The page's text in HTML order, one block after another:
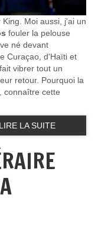
Moi aussi, j'ai un
fouler la pelouse
né devant
Curaçao, d'Haïti et
vibrer tout un
retour. Pourquoi la
connaître cette
LIRE LA SUITE